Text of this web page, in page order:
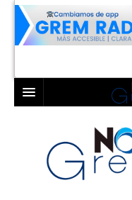
LAGUNA
TORREÓN
COAHUILA